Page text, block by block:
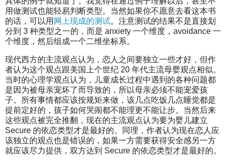
用做测试也能轻易判断类型。当然如果你不愿意去看这本书
的话，可以用 网上现成的测试。注意测试的结果不是直接划
分到 3 种类型之一的，而是 anxiety 一个维度，avoidance 一
个维度，然后组成一个二维坐标系。
现代西方的主流观点认为，恋人之间要独立一些才好，但作
者认为这个观点跟美国上个世纪 20 年代主流母婴观点相似。
当时的心理学观点认为，儿童成长过程中遇到的各种问题都
是因为被母亲宠坏了而导致的，所以母亲必须不能宠爱孩
子。所有事情都应该按规矩来做，该几点吃饭几点睡觉都是
提前定好的，孩子如何哭闹都不能理更不能让步。当然后来
这些观点被完全推翻，现在的主流观点认为要为婴儿建立
Secure 的依恋类型才是最好的。同理，作者认为现在恋人应
该独立的观点也是错误的，如果一方需要获得安全感另一方
就应该尽力提供，双方达到 Secure 的依恋类型才是最好的。